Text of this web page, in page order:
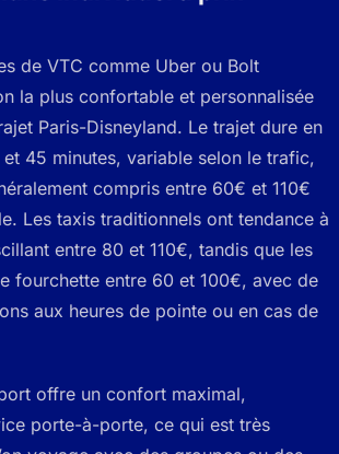
de VTC comme Uber ou Bolt
la plus confortable et personnalisée
Paris-Disneyland. Le trajet dure en
45 minutes, variable selon le trafic,
compris entre 60€ et 110€
Les taxis traditionnels ont tendance à
entre 80 et 110€, tandis que les
fourchette entre 60 et 100€, avec de
aux heures de pointe ou en cas de
offre un confort maximal,
porte-à-porte, ce qui est très